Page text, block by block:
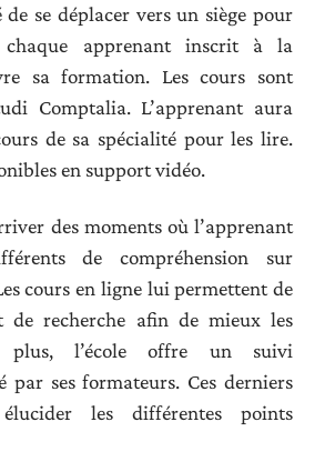
de se déplacer vers un siège pour
chaque apprenant inscrit à la
sa formation. Les cours sont
Comptalia. L’apprenant aura
de sa spécialité pour les lire.
en support vidéo.
des moments où l’apprenant
de compréhension sur
cours en ligne lui permettent de
de recherche afin de mieux les
plus, l’école offre un suivi
par ses formateurs. Ces derniers
les différentes points